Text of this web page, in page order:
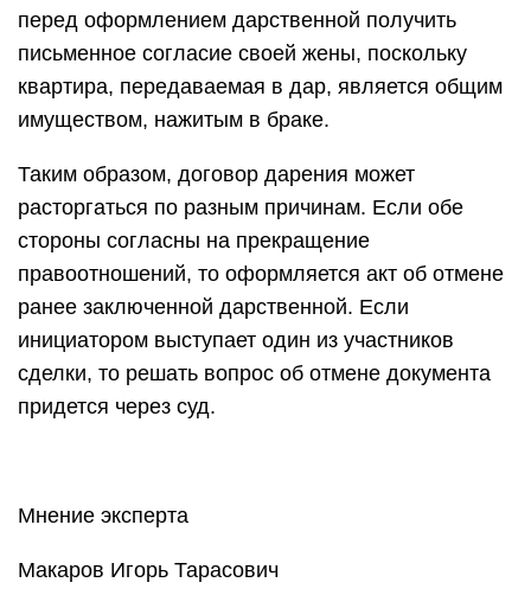
перед оформлением дарственной получить
письменное согласие своей жены, поскольку
квартира, передаваемая в дар, является общим
имуществом, нажитым в браке.
Таким образом, договор дарения может
расторгаться по разным причинам. Если обе
стороны согласны на прекращение
правоотношений, то оформляется акт об отмене
ранее заключенной дарственной. Если
инициатором выступает один из участников
сделки, то решать вопрос об отмене документа
придется через суд.
Мнение эксперта
Макаров Игорь Тарасович